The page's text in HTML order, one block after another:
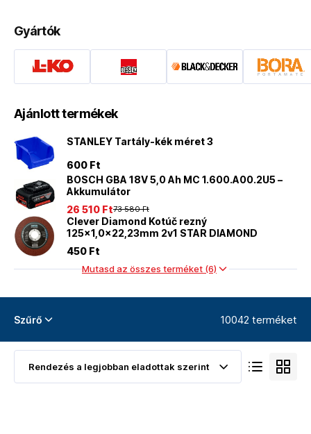
Gyártók
Ajánlott termékek
STANLEY Tartály-kék méret 3
600 Ft
BOSCH GBA 18V 5,0 Ah MC 1.600.A00.2U5 –
Akkumulátor
73 580 Ft
26 510 Ft
Clever Diamond Kotúč rezný
125x1,0x22,23mm 2v1 STAR DIAMOND
450 Ft
Mutasd az összes terméket (6)
Szűrő 10042 terméket